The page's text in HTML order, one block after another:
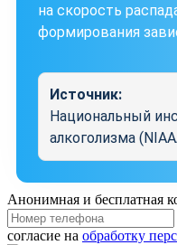
на скорость
формирования
Источник:
Национальный
алкоголизма
Анонимная и бесплатная
согласие на обработку